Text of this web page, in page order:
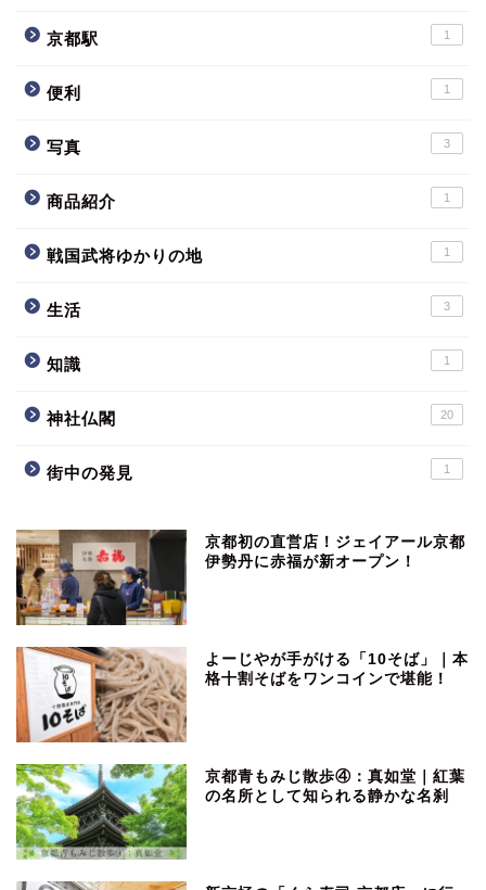
京都駅 1
便利 1
写真 3
商品紹介 1
戦国武将ゆかりの地 1
生活 3
知識 1
神社仏閣 20
街中の発見 1
京都初の直営店！ジェイアール京都
伊勢丹に赤福が新オープン！
よーじやが手がける「10そば」｜本
格十割そばをワンコインで堪能！
京都青もみじ散歩④：真如堂｜紅葉
の名所として知られる静かな名刹